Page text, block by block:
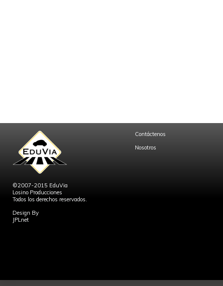
©2007-2015 EduVia
Losino Producciones
Todos los derechos reservados.
Design By
JPLnet
Contáctenos
Nosotros